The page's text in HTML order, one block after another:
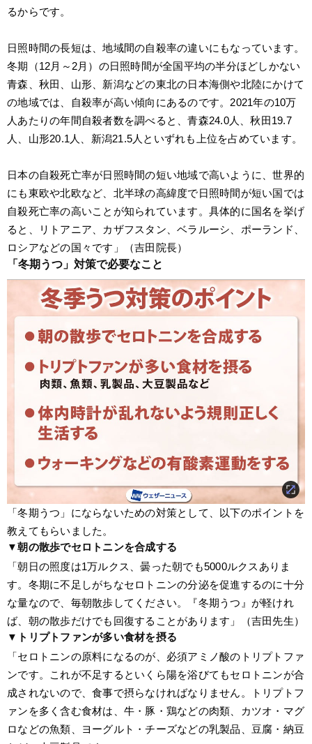
るからです。
日照時間の長短は、地域間の自殺率の違いにもなっています。
冬期（12月～2月）の日照時間が全国平均の半分ほどしかない
青森、秋田、山形、新潟などの東北の日本海側や北陸にかけて
の地域では、自殺率が高い傾向にあるのです。2021年の10万
人あたりの年間自殺者数を調べると、青森24.0人、秋田19.7
人、山形20.1人、新潟21.5人といずれも上位を占めています。
日本の自殺死亡率が日照時間の短い地域で高いように、世界的
にも東欧や北欧など、北半球の高緯度で日照時間が短い国では
自殺死亡率の高いことが知られています。具体的に国名を挙げ
ると、リトアニア、カザフスタン、ベラルーシ、ポーランド、
ロシアなどの国々です」（吉田院長）
「冬期うつ」対策で必要なこと
「冬期うつ」にならないための対策として、以下のポイントを
教えてもらいました。
▼朝の散歩でセロトニンを合成する
「朝日の照度は1万ルクス、曇った朝でも5000ルクスありま
す。冬期に不足しがちなセロトニンの分泌を促進するのに十分
な量なので、毎朝散歩してください。『冬期うつ』が軽けれ
ば、朝の散歩だけでも回復することがあります」（吉田先生）
▼トリプトファンが多い食材を摂る
「セロトニンの原料になるのが、必須アミノ酸のトリプトファ
ンです。これが不足するといくら陽を浴びてもセロトニンが合
成されないので、食事で摂らなければなりません。トリプトフ
ァンを多く含む食材は、牛・豚・鶏などの肉類、カツオ・マグ
ロなどの魚類、ヨーグルト・チーズなどの乳製品、豆腐・納豆